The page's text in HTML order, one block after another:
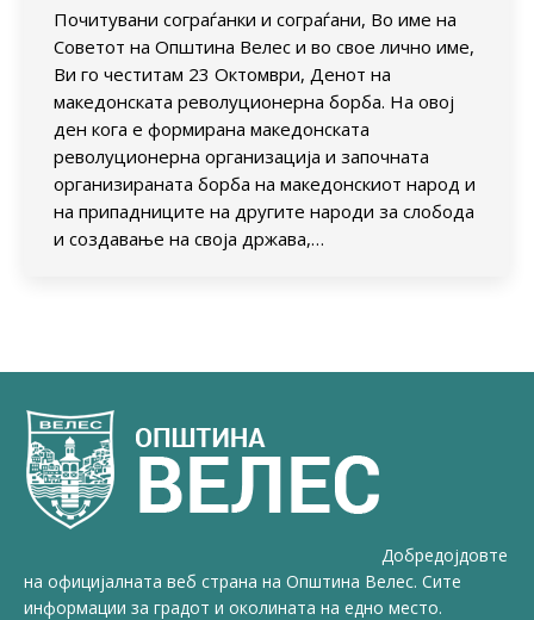
Почитувани сограѓанки и сограѓани, Во име на
Советот на Општина Велес и во свое лично име,
Ви го честитам 23 Октомври, Денот на
македонската револуционерна борба. На овој
ден кога е формирана македонската
револуционерна организација и започната
организираната борба на македонскиот народ и
на припадниците на другите народи за слобода
и создавање на своја држава,…
Добредојдовте
на официјалната веб страна на Општина Велес. Сите
информации за градот и околината на едно место.